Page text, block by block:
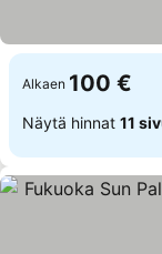
Alkaen 100 €
Näytä hinnat 11